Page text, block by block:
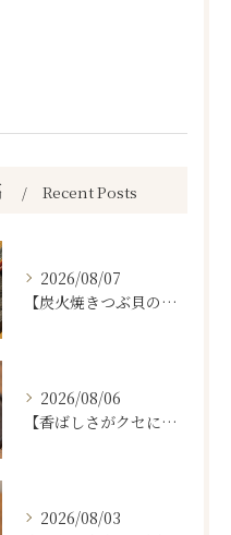
Recent Posts
2026/08/07
【炭火焼きつぶ貝のスパニッシュアヒージョ🐚🔥】
2026/08/06
【香ばしさがクセになる。
2026/08/03